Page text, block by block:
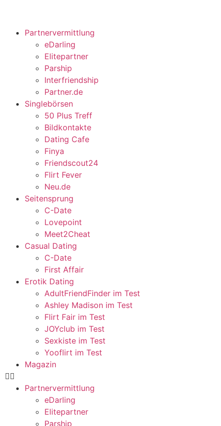
Partnervermittlung
eDarling
Elitepartner
Parship
Interfriendship
Partner.de
Singlebörsen
50 Plus Treff
Bildkontakte
Dating Cafe
Finya
Friendscout24
Flirt Fever
Neu.de
Seitensprung
C-Date
Lovepoint
Meet2Cheat
Casual Dating
C-Date
First Affair
Erotik Dating
AdultFriendFinder im Test
Ashley Madison im Test
Flirt Fair im Test
JOYclub im Test
Sexkiste im Test
Yooflirt im Test
Magazin
Partnervermittlung
eDarling
Elitepartner
Parship